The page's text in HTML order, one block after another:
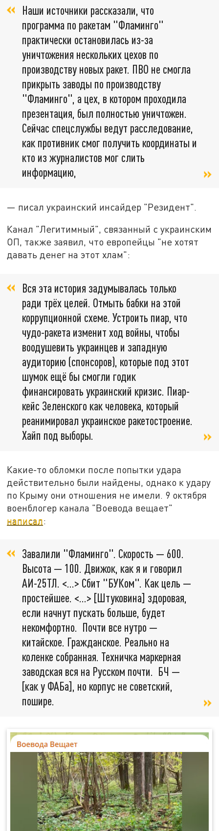
Наши источники рассказали, что
программа по ракетам "Фламинго"
практически остановилась из-за
уничтожения нескольких цехов по
производству новых ракет. ПВО не смогла
прикрыть заводы по производству
"Фламинго", а цех, в котором проходила
презентация, был полностью уничтожен.
Сейчас спецслужбы ведут расследование,
как противник смог получить координаты и
кто из журналистов мог слить
информацию,
— писал украинский инсайдер "Резидент".
Канал "Легитимный", связанный с украинским
ОП, также заявил, что европейцы "не хотят
давать денег на этот хлам":
Вся эта история задумывалась только
ради трёх целей. Отмыть бабки на этой
коррупционной схеме. Устроить пиар, что
чудо-ракета изменит ход войны, чтобы
воодушевить украинцев и западную
аудиторию (спонсоров), которые под этот
шумок ещё бы смогли годик
финансировать украинский кризис. Пиар-
кейс Зеленского как человека, который
реанимировал украинское ракетостроение.
Хайп под выборы.
Какие-то обломки после попытки удара
действительно были найдены, однако к удару
по Крыму они отношения не имели. 9 октября
военблогер канала "Воевода вещает"
написал:
Завалили "Фламинго". Скорость — 600.
Высота — 100. Движок, как я и говорил
АИ-25ТЛ. <…> Сбит "БУКом". Как цель —
простейшее. <…> [Штуковина] здоровая,
если начнут пускать больше, будет
некомфортно. Почти все нутро —
китайское. Гражданское. Реально на
коленке собранная. Техничка маркерная
заводская вся на Русском почти. БЧ —
[как у ФАБа], но корпус не советский,
пошире.